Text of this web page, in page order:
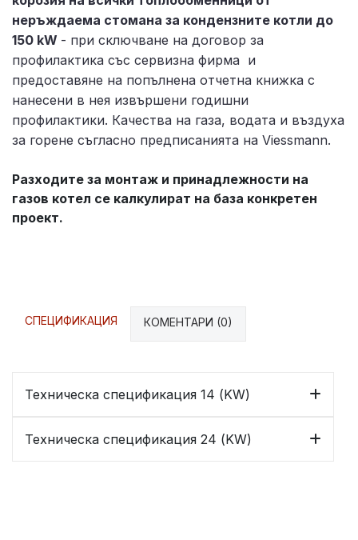
неръждаема стомана за кондензните котли до
150 kW - при сключване на договор за
профилактика със сервизна фирма и
предоставяне на попълнена отчетна книжка с
нанесени в нея извършени годишни
профилактики. Качества на газа, водата и въздуха
за горене съгласно предписанията на Viessmann.
Разходите за монтаж и принадлежности на
газов котел се калкулират на база конкретен
проект.
СПЕЦИФИКАЦИЯ КОМЕНТАРИ (0)
Техническа спецификация 14 (KW)
Техническа спецификация 24 (KW)